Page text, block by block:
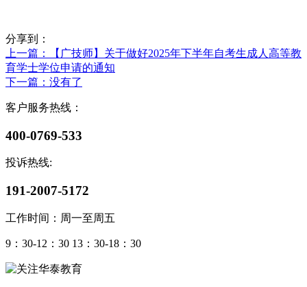
分享到：
上一篇 ：【广技师】关于做好2025年下半年自考生成人高等教
育学士学位申请的通知
下一篇 ：没有了
客户服务热线：
400-0769-533
投诉热线:
191-2007-5172
工作时间：周一至周五
9：30-12：30 13：30-18：30